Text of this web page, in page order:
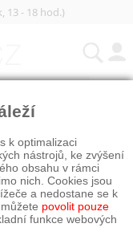
- 18 hod.)
k optimalizaci
nástrojů, ke zvýšení
obsahu v rámci
nich. Cookies jsou
a nedostane se k
povolit pouze
funkce webových